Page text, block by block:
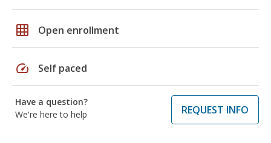
grid_on Open enrollment
speed Self paced
Have a question?
We're here to help
REQUEST INFO